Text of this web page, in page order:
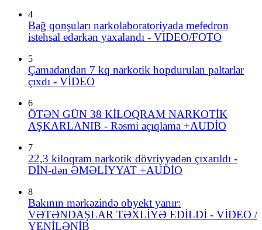
4
Bağ qonşuları narkolaboratoriyada mefedron
istehsal edərkən yaxalandı - VIDEO/FOTO
5
Çamadandan 7 kq narkotik hopdurulan paltarlar
çıxdı - VİDEO
6
ÖTƏN GÜN 38 KİLOQRAM NARKOTİK
AŞKARLANIB - Rəsmi açıqlama +AUDİO
7
22,3 kiloqram narkotik dövriyyədən çıxarıldı -
DİN-dən ƏMƏLİYYAT +AUDİO
8
Bakının mərkəzində obyekt yanır:
VƏTƏNDAŞLAR TƏXLİYƏ EDİLDİ - VİDEO /
YENİLƏNİB